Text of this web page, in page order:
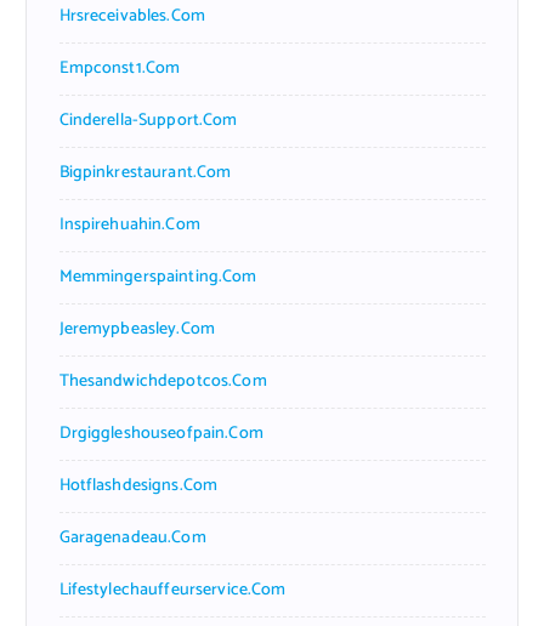
Hrsreceivables.com
Empconst1.com
Cinderella-Support.com
Bigpinkrestaurant.com
Inspirehuahin.com
Memmingerspainting.com
Jeremypbeasley.com
Thesandwichdepotcos.com
Drgiggleshouseofpain.com
Hotflashdesigns.com
Garagenadeau.com
Lifestylechauffeurservice.com